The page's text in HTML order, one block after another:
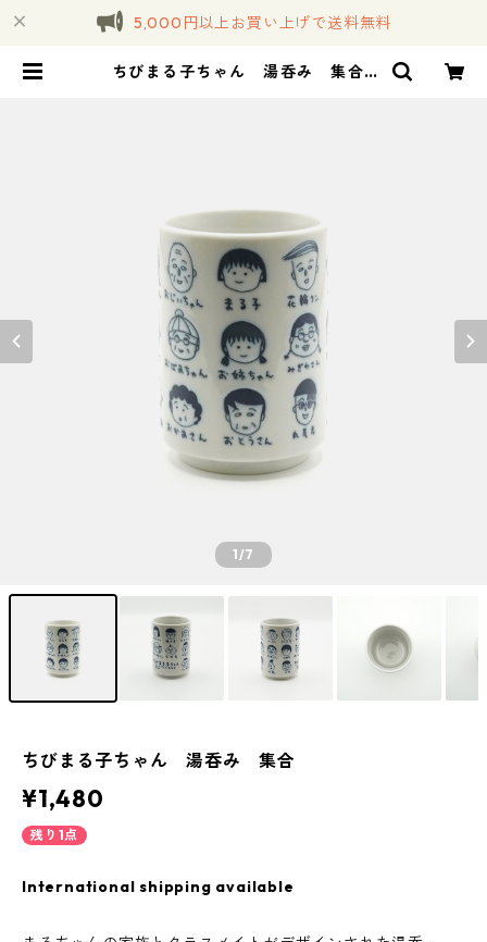
5,000円以上お買い上げで送料無料
ちびまる子ちゃん 湯呑み 集合 |
1/7
ちびまる子ちゃん 湯呑み 集合
¥1,480
残り1点
International shipping available